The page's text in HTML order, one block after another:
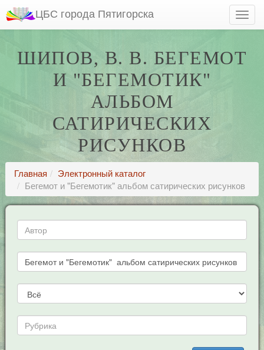
ЦБС города Пятигорска
ШИПОВ, В. В. БЕГЕМОТ
И "БЕГЕМОТИК"
АЛЬБОМ
САТИРИЧЕСКИХ
РИСУНКОВ
Главная
Электронный каталог
Бегемот и "Бегемотик" альбом сатирических рисунков